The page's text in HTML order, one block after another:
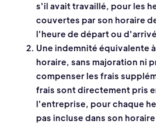
s'il avait travaillé, pour les
couvertes par son horaire
l'heure de départ ou
Une indemnité équivalente
horaire, sans majoration ni
compenser les frais
frais sont directement pris
l'entreprise, pour chaque
pas incluse dans son